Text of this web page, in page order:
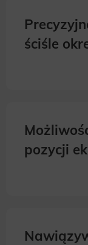
ściśle
pozycji